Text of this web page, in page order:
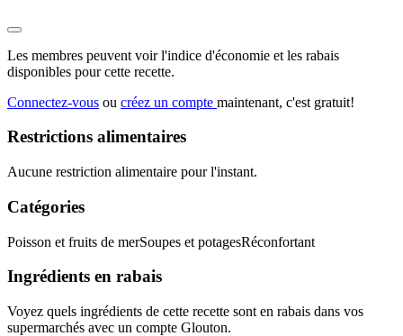
Les membres peuvent voir l'indice d'économie et les rabais
disponibles pour cette recette.
Connectez-vous ou créez un compte maintenant, c'est gratuit!
Restrictions alimentaires
Aucune restriction alimentaire pour l'instant.
Catégories
Poisson et fruits de merSoupes et potagesRéconfortant
Ingrédients en rabais
Voyez quels ingrédients de cette recette sont en rabais dans vos
supermarchés avec un compte Glouton.